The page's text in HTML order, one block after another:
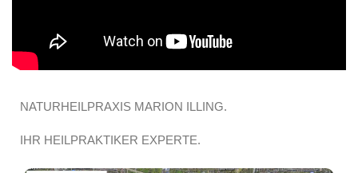
NATURHEILPRAXIS MARION ILLING.
IHR HEILPRAKTIKER EXPERTE.